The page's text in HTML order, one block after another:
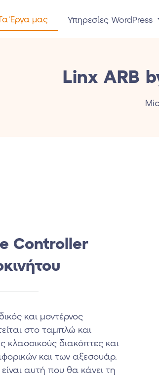
Έργα μας Υπηρεσίες WordPress
Linx ARB
Controller
και μοντέρνος
στο ταμπλώ και
κλασσικούς διακόπτες και
και των αξεσουάρ.
αυτή που θα κάνει τη